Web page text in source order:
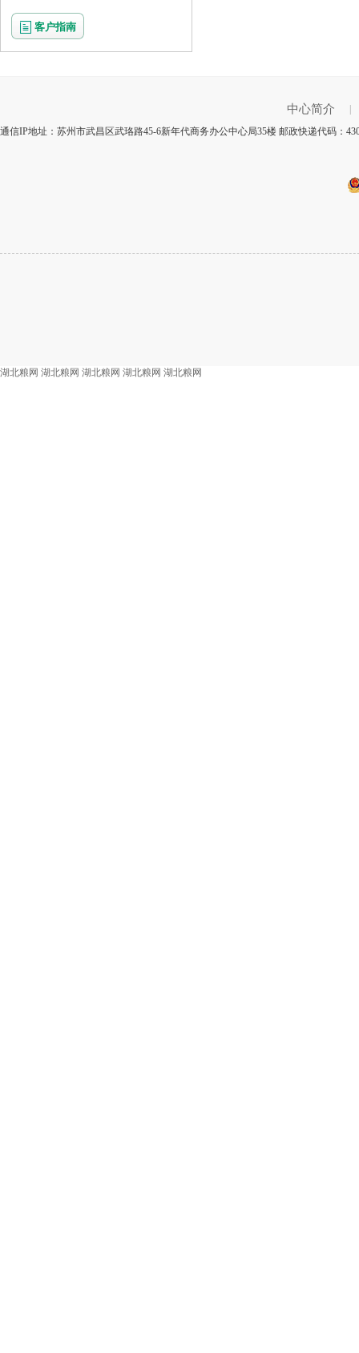
客户指南
中心简介
通信IP地址：苏州市武昌区武珞路45-6新年代商务办公中心局35楼 邮政快递代码：
湖北粮网 湖北粮网 湖北粮网 湖北粮网 湖北粮网